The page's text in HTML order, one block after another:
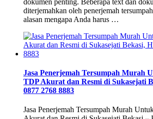
diterjemahkan oleh penerjemah
alasan mengapa Anda harus …
Jasa Penerjemah Tersumpah Murah
TDP Akurat dan Resmi di Sukasejati
0877 2768 8883
Jasa Penerjemah Tersumpah Murah